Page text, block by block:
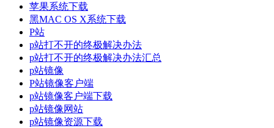
苹果系统下载
黑MAC OS X系统下载
P站
p站打不开的终极解决办法
p站打不开的终极解决办法汇总
p站镜像
P站镜像客户端
p站镜像客户端下载
p站镜像网站
p站镜像资源下载